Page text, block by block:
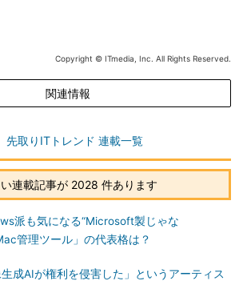
Copyright © ITmedia, Inc. All Rights Reserved.
関連情報
取りITトレンド 連載一覧
連載記事が 2028 件あります
派も気になる“Microsoft製じゃな
管理ツール」の代表格は？
生成AIが権利を侵害した」というアーティス